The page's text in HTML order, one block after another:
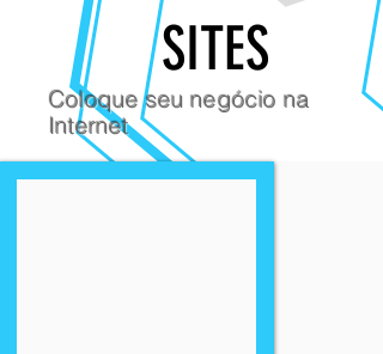
SITES
Coloque seu negócio na
Internet